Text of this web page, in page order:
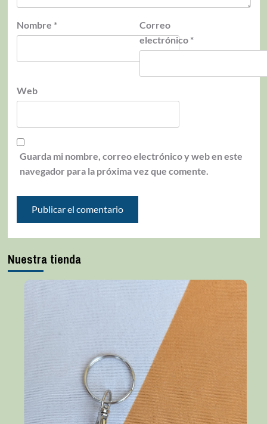
Nombre *
Correo
electrónico *
Web
Guarda mi nombre, correo electrónico y web en este
navegador para la próxima vez que comente.
Nuestra tienda